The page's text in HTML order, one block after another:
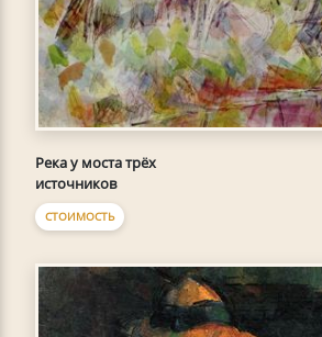
Река у моста трёх
источников
СТОИМОСТЬ